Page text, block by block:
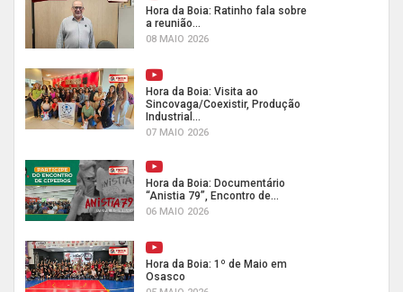
Hora da Boia: Ratinho fala sobre
a reunião...
08 MAIO 2026
Hora da Boia: Visita ao
Sincovaga/Coexistir, Produção
Industrial...
07 MAIO 2026
Hora da Boia: Documentário
“Anistia 79”, Encontro de...
06 MAIO 2026
Hora da Boia: 1º de Maio em
Osasco